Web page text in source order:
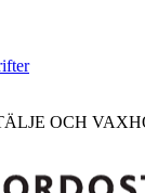
OCH